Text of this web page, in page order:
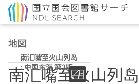
地図
南汇嘴至火山列岛
: 中国东海 第2版
南汇嘴至火山列